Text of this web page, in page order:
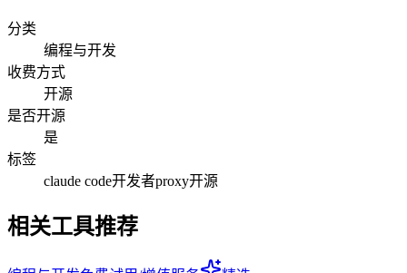
分类
编程与开发
收费方式
开源
是否开源
是
标签
claude code开发者proxy开源
相关工具推荐